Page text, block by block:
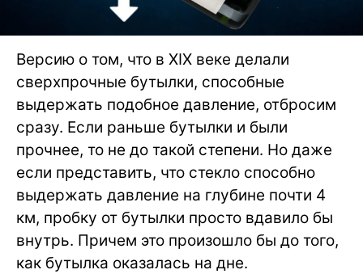
Версию о том, что в XIX веке делали
сверхпрочные бутылки, способные
выдержать подобное давление, отбросим
сразу. Если раньше бутылки и были
прочнее, то не до такой степени. Но даже
если представить, что стекло способно
выдержать давление на глубине почти 4
км, пробку от бутылки просто вдавило бы
внутрь. Причем это произошло бы до того,
как бутылка оказалась на дне.